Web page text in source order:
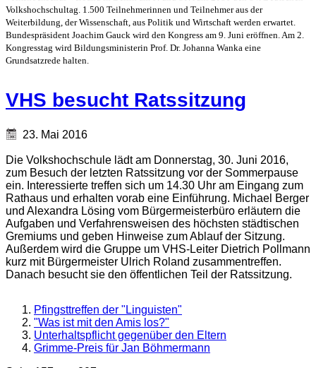
Volkshochschultag. 1.500 Teilnehmerinnen und Teilnehmer aus der
Weiterbildung, der Wissenschaft, aus Politik und Wirtschaft werden erwartet.
Bundespräsident Joachim Gauck wird den Kongress am 9. Juni eröffnen. Am 2.
Kongresstag wird Bildungsministerin Prof. Dr. Johanna Wanka eine
Grundsatzrede halten.
VHS besucht Ratssitzung
23. Mai 2016
Die Volkshochschule lädt am Donnerstag, 30. Juni 2016,
zum Besuch der letzten Ratssitzung vor der Sommerpause
ein. Interessierte treffen sich um 14.30 Uhr am Eingang zum
Rathaus und erhalten vorab eine Einführung. Michael Berger
und Alexandra Lösing vom Bürgermeisterbüro erläutern die
Aufgaben und Verfahrensweisen des höchsten städtischen
Gremiums und geben Hinweise zum Ablauf der Sitzung.
Außerdem wird die Gruppe um VHS-Leiter Dietrich Pollmann
kurz mit Bürgermeister Ulrich Roland zusammentreffen.
Danach besucht sie den öffentlichen Teil der Ratssitzung.
Pfingsttreffen der "Linguisten"
"Was ist mit den Amis los?"
Unterhaltspflicht gegenüber den Eltern
Grimme-Preis für Jan Böhmermann